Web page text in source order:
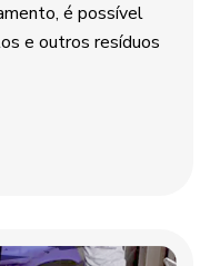
é possível
e outros resíduos